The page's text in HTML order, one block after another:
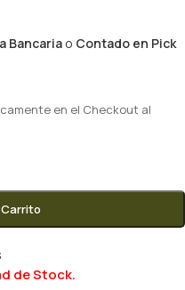
Bancaria o Contado en Pick
en el Checkout al
de Stock.